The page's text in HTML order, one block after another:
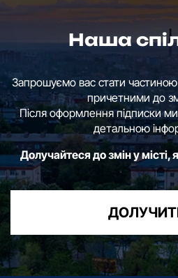
Наша
Запрошуємо вас стати
причетними до
Після оформлення підписки
детальною
Долучайтеся до змін у місті,